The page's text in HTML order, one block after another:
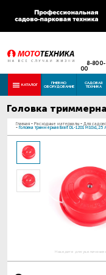
8-
00
КАТАЛОГ ПНЕВМО
ОБОРУДОВАНИЕ
САДОВАЯ
ТЕХНИКА
Головка
Главная - Расходные материалы - Для
- Головка триммерная Brait DL-1201 М10х1,25
Наведите для увеличения